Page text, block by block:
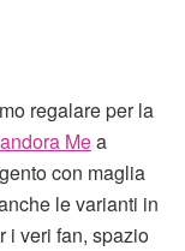
regalare per la
Mea
con maglia
le varianti in
i veri fan, spazio